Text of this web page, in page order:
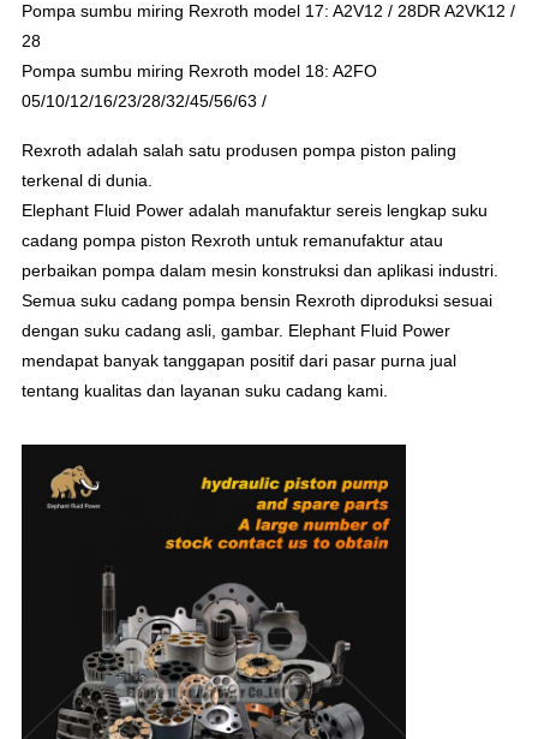
Pompa sumbu miring Rexroth model 17: A2V12 / 28DR A2VK12 /
28
Pompa sumbu miring Rexroth model 18: A2FO
05/10/12/16/23/28/32/45/56/63 /
Rexroth adalah salah satu produsen pompa piston paling
terkenal di dunia.
Elephant Fluid Power adalah manufaktur sereis lengkap suku
cadang pompa piston Rexroth untuk remanufaktur atau
perbaikan pompa dalam mesin konstruksi dan aplikasi industri.
Semua suku cadang pompa bensin Rexroth diproduksi sesuai
dengan suku cadang asli, gambar. Elephant Fluid Power
mendapat banyak tanggapan positif dari pasar purna jual
tentang kualitas dan layanan suku cadang kami.